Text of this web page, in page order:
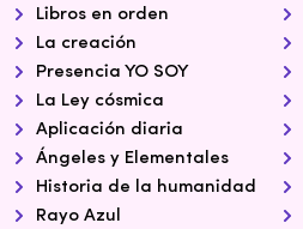
Libros en orden
La creación
Presencia YO SOY
La Ley cósmica
Aplicación diaria
Ángeles y Elementales
Historia de la humanidad
Rayo Azul